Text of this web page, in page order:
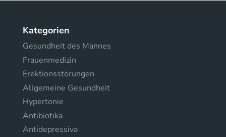
Kategorien
Gesundheit des Mannes
Frauenmedizin
Erektionsstörungen
Allgemeine Gesundheit
Hypertonie
Antibiotika
Antidepressiva